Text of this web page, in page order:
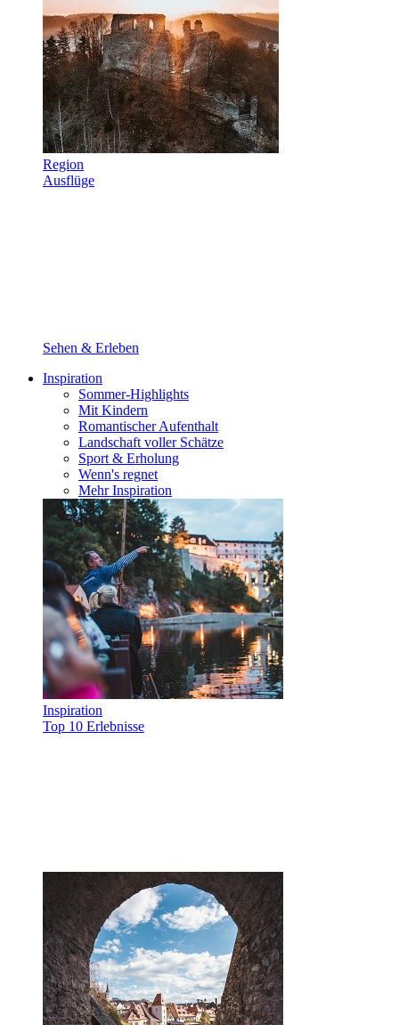
Region
Ausflüge
Sehen & Erleben
Inspiration
Sommer-Highlights
Mit Kindern
Romantischer Aufenthalt
Landschaft voller Schätze
Sport & Erholung
Wenn's regnet
Mehr Inspiration
Inspiration
Top 10 Erlebnisse